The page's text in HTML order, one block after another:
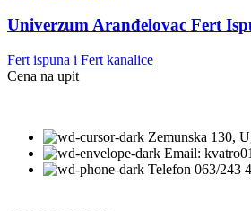
Univerzum Aranđelovac Fert
Fert ispuna i Fert kanalice
Cena na upit
Zemunska 130,
Email:
Telefon 063/243